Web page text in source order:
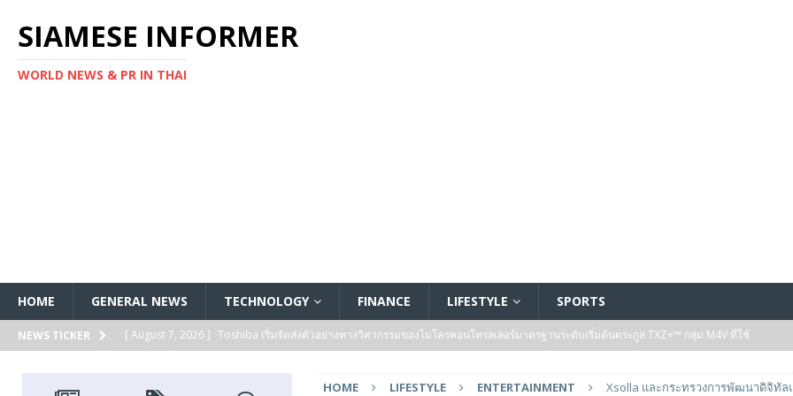
SIAMESE INFORMER
WORLD NEWS & PR IN THAI
HOME GENERAL NEWS TECHNOLOGY FINANCE LIFESTYLE SPORTS
NEWS TICKER [ August 7, 2026 ] Toshiba เริ่มจัดส่งตัวอย่างทางวิศวกรรมของไมโครคอนโทรลเลอร์มาตรฐานระดับเริ่มต้นตระกูล TXZ+™ กลุ่ม M4V ที่ใช้
HOME LIFESTYLE ENTERTAINMENT
Xsolla และกระทรวงการพัฒนาดิจิทัล